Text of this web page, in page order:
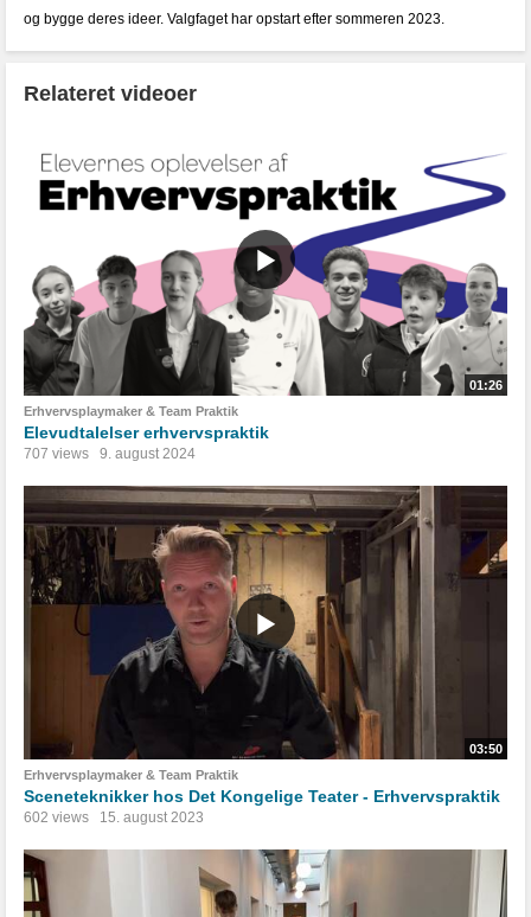
og bygge deres ideer. Valgfaget har opstart efter sommeren 2023.
Relateret videoer
01:26
Erhvervsplaymaker & Team Praktik
Elevudtalelser erhvervspraktik
707 views 9. august 2024
03:50
Erhvervsplaymaker & Team Praktik
Sceneteknikker hos Det Kongelige Teater - Erhvervspraktik
602 views 15. august 2023